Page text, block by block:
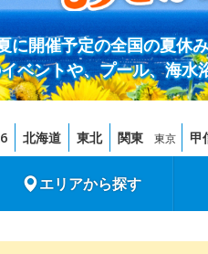
に開催予定の全国の夏休
ベントや、プール、海
北海道 東北 関東 東京 甲
エリアから探す